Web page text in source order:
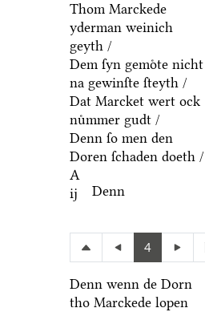
Thom Marckede
yderman weinich
geyth /
Dem ſyn gemoͤte nicht
na gewinſte ſteyth /
Dat Marcket wert ock
nuͤmmer gudt /
Denn ſo men den
Doren ſchaden doeth /
A
ij
Denn
4
Denn wenn de Dorn
tho Marckede lopen